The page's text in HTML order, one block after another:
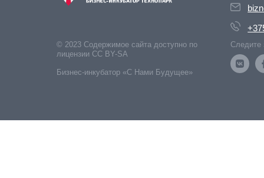
© 2023 Содержимое сайта доступно по
лицензии CC BY-SA
Бизнес-инкубатор «С Нами Будущее»
Следите